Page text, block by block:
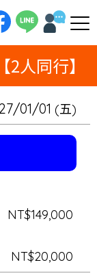
人同行】
01/01 (五)
NT$149,000
NT$20,000